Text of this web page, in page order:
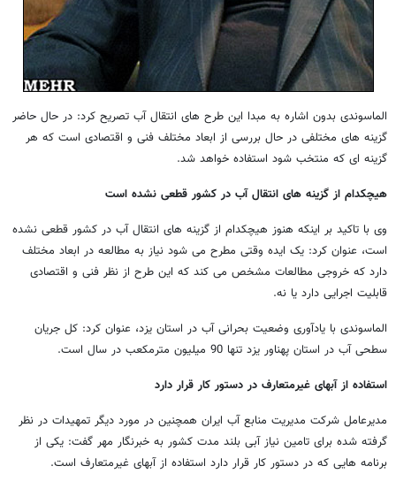
الماسوندی بدون اشاره به مبدا این طرح های انتقال آب تصریح کرد: در حال حاضر
گزینه های مختلفی در حال بررسی از ابعاد مختلف فنی و اقتصادی است که هر
گزینه ای که منتخب شود استفاده خواهد شد.
هیچکدام از گزینه های انتقال آب در کشور قطعی نشده است
وی با تاکید بر اینکه هنوز هیچکدام از گزینه های انتقال آب در کشور قطعی نشده
است، عنوان کرد: یک ایده وقتی مطرح می شود نیاز به مطالعه در ابعاد مختلف
دارد که خروجی مطالعات مشخص می کند که این طرح از نظر فنی و اقتصادی
قابلیت اجرایی دارد یا نه.
الماسوندی با یادآوری وضعیت بحرانی آب در استان یزد، عنوان کرد: کل جریان
سطحی آب در استان پهناور یزد تنها 90 میلیون مترمکعب در سال است.
استفاده از آبهای غیرمتعارف در دستور کار قرار دارد
مدیرعامل شرکت مدیریت منابع آب ایران همچنین در مورد دیگر تمهیدات در نظر
گرفته شده برای تامین نیاز آبی بلند مدت کشور به خبرنگار مهر گفت: یکی از
برنامه هایی که در دستور کار قرار دارد استفاده از آبهای غیرمتعارف است.